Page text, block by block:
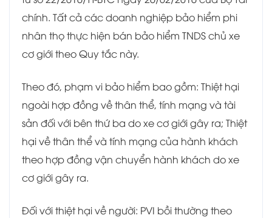
chính. Tất cả các doanh nghiệp bảo hiểm phi
nhân thọ thực hiện bán bảo hiểm TNDS chủ xe
cơ giới theo Quy tắc này.
Theo đó, phạm vi bảo hiểm bao gồm: Thiệt hại
ngoài hợp đồng về thân thể, tính mạng và tài
sản đối với bên thứ ba do xe cơ giới gây ra; Thiệt
hại về thân thể và tính mạng của hành khách
theo hợp đồng vận chuyển hành khách do xe
cơ giới gây ra.
Đối với thiệt hại về người: PVI bồi thường theo